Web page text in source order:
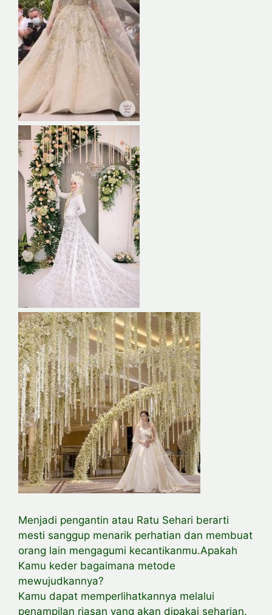
Menjadi pengantin atau Ratu Sehari berarti
mesti sanggup menarik perhatian dan membuat
orang lain mengagumi kecantikanmu.Apakah
Kamu keder bagaimana metode
mewujudkannya?
Kamu dapat memperlihatkannya melalui
penampilan riasan yang akan dipakai seharian.